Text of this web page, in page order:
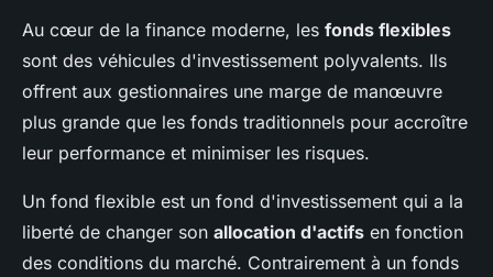
Au cœur de la finance moderne, les fonds flexibles
sont des véhicules d'investissement polyvalents. Ils
offrent aux gestionnaires une marge de manœuvre
plus grande que les fonds traditionnels pour accroître
leur performance et minimiser les risques.
Un fond flexible est un fond d'investissement qui a la
liberté de changer son allocation d'actifs en fonction
des conditions du marché. Contrairement à un fonds